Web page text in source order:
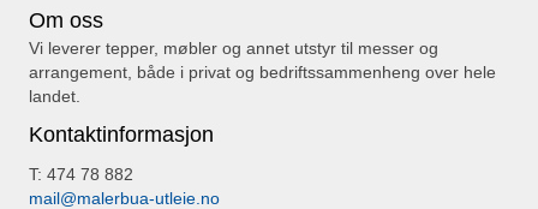
Om oss
Vi leverer tepper, møbler og annet utstyr til messer og
arrangement, både i privat og bedriftssammenheng over hele
landet.
Kontaktinformasjon
T: 474 78 882
mail@malerbua-utleie.no